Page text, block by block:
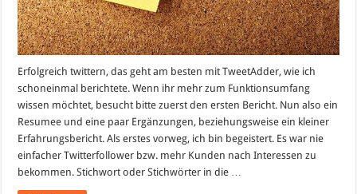
Erfolgreich twittern, das geht am besten mit TweetAdder, wie ich
schoneinmal berichtete. Wenn ihr mehr zum Funktionsumfang
wissen möchtet, besucht bitte zuerst den ersten Bericht. Nun also ein
Resumee und eine paar Ergänzungen, beziehungsweise ein kleiner
Erfahrungsbericht. Als erstes vorweg, ich bin begeistert. Es war nie
einfacher Twitterfollower bzw. mehr Kunden nach Interessen zu
bekommen. Stichwort oder Stichwörter in die …